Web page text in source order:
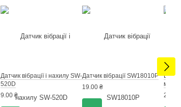
Датчик вібрації і нахилу SW-
520D
9.00 ₴
Датчик вібрації SW18010P
19.00 ₴
міні